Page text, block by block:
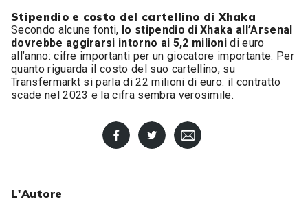
Stipendio e costo del cartellino di Xhaka
Secondo alcune fonti, lo stipendio di Xhaka all’Arsenal
dovrebbe aggirarsi intorno ai 5,2 milionidi euro
all’anno: cifre importanti per un giocatore importante. Per
quanto riguarda il costo del suo cartellino, su
Transfermarkt si parla di 22 milioni di euro: il contratto
scade nel 2023 e la cifra sembra verosimile.
L'Autore